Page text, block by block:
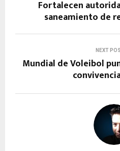
Fortalecen
saneamiento de
NEXT
Mundial de Voleibol